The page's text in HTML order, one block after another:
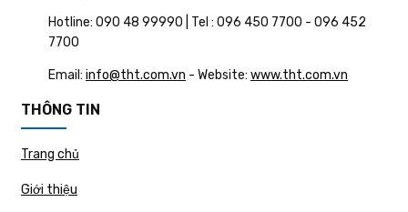
Hotline: 090 48 99990 | Tel : 096 450 7700 - 096 452
7700
Email: info@tht.com.vn - Website: www.tht.com.vn
THÔNG TIN
Trang chủ
Giới thiệu